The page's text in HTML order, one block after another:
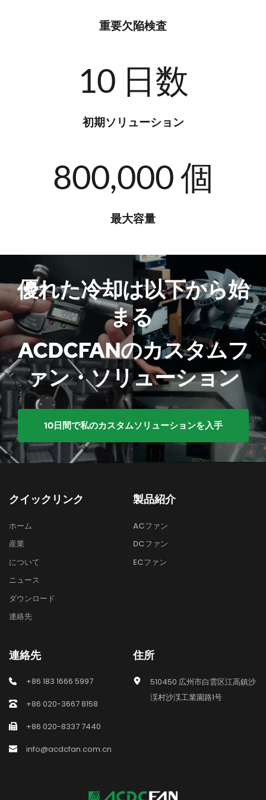
重要欠陥検査
10 日数
初期ソリューション
800,000 個
最大容量
優れた冷却は以下から始
まる
ACDCFANのカスタムフ
ァン・ソリューション
10日間で私のカスタムソリューションを入手
クイックリンク
ホーム
産業
について
ニュース
ダウンロード
連絡先
製品紹介
ACファン
DCファン
ECファン
連絡先
+86 183 1666 5997
+86 020-3667 8158
+86 020-8337 7440
info@acdcfan.com.cn
住所
510450 広州市白雲区江高鎮沙
渓村沙渓工業園路1号